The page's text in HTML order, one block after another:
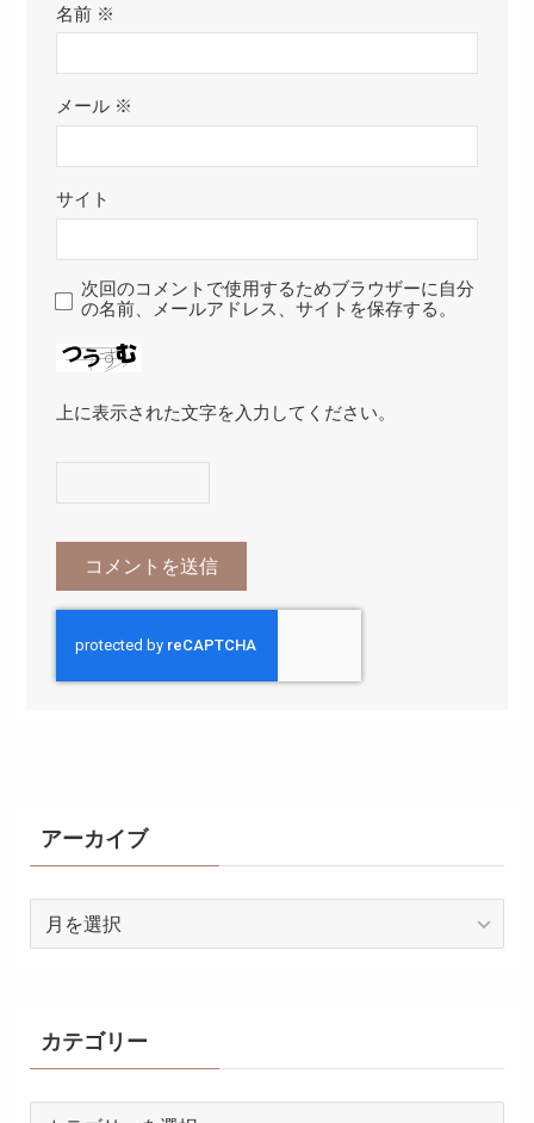
名前 ※
メール ※
サイト
次回のコメントで使用するためブラウザーに自分
の名前、メールアドレス、サイトを保存する。
上に表示された文字を入力してください。
アーカイブ
カテゴリー